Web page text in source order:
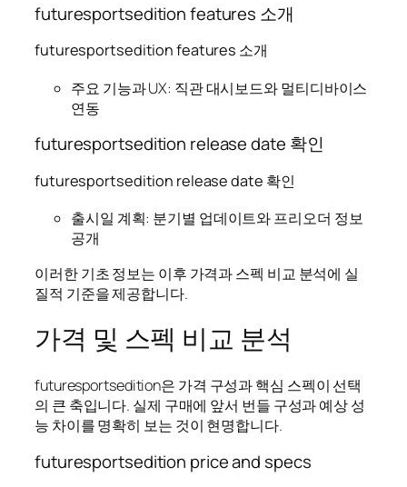
futuresportsedition features 소개
futuresportsedition features 소개
주요 기능과 UX: 직관 대시보드와 멀티디바이스
연동
futuresportsedition release date 확인
futuresportsedition release date 확인
출시일 계획: 분기별 업데이트와 프리오더 정보
공개
이러한 기초 정보는 이후 가격과 스펙 비교 분석에 실
질적 기준을 제공합니다.
가격 및 스펙 비교 분석
futuresportsedition은 가격 구성과 핵심 스펙이 선택
의 큰 축입니다. 실제 구매에 앞서 번들 구성과 예상 성
능 차이를 명확히 보는 것이 현명합니다.
futuresportsedition price and specs